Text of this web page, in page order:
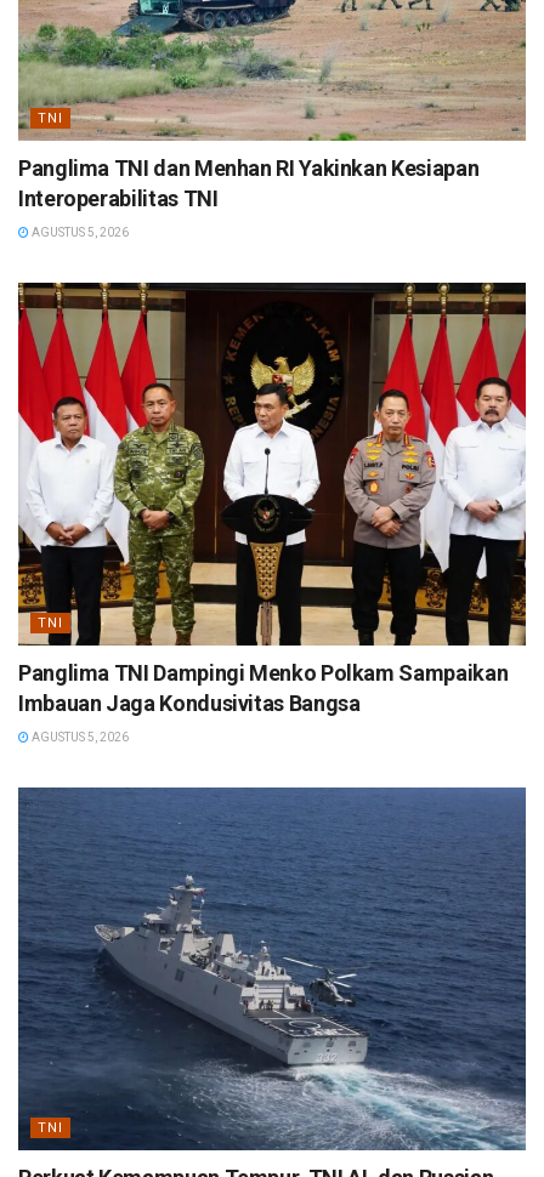
TNI
Panglima TNI dan Menhan RI Yakinkan Kesiapan
Interoperabilitas TNI
AGUSTUS 5, 2026
TNI
Panglima TNI Dampingi Menko Polkam Sampaikan
Imbauan Jaga Kondusivitas Bangsa
AGUSTUS 5, 2026
TNI